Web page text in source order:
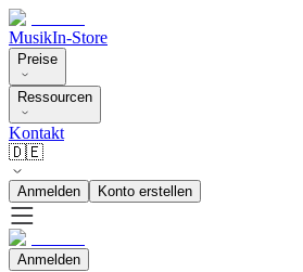
MusikIn-Store
Preise
Ressourcen
Kontakt
🇩🇪
Anmelden Konto erstellen
Anmelden